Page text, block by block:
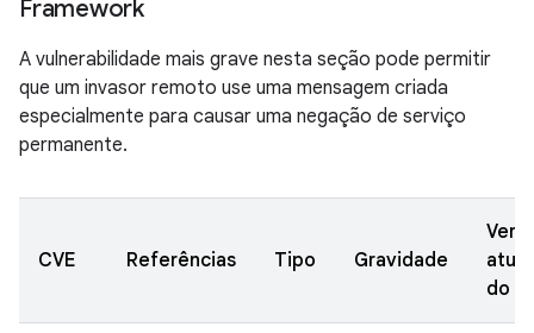
Framework
A vulnerabilidade mais grave nesta seção pode permitir
que um invasor remoto use uma mensagem criada
especialmente para causar uma negação de serviço
permanente.
CVE Referências Tipo Gravidade
do